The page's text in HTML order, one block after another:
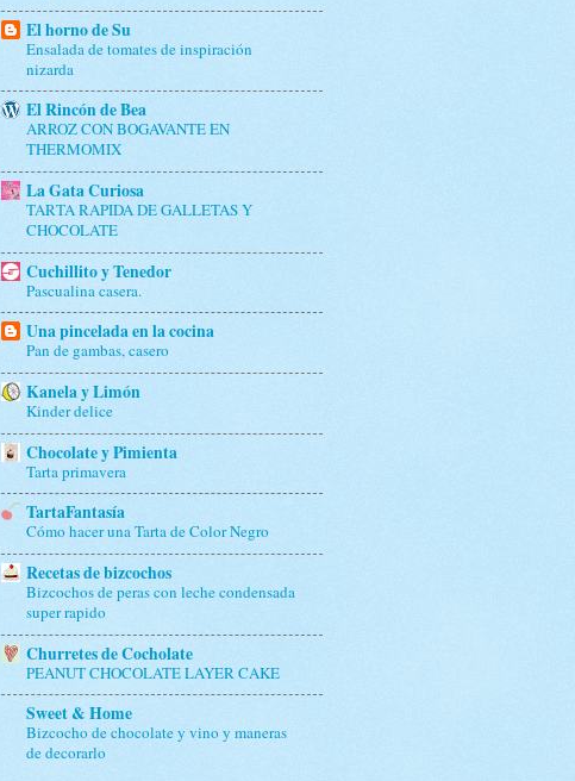
El horno de Su
Ensalada de tomates de inspiración
nizarda
El Rincón de Bea
ARROZ CON BOGAVANTE EN
THERMOMIX
La Gata Curiosa
TARTA RAPIDA DE GALLETAS Y
CHOCOLATE
Cuchillito y Tenedor
Pascualina casera.
Una pincelada en la cocina
Pan de gambas, casero
Kanela y Limón
Kinder delice
Chocolate y Pimienta
Tarta primavera
TartaFantasía
Cómo hacer una Tarta de Color Negro
Recetas de bizcochos
Bizcochos de peras con leche condensada
super rapido
Churretes de Cocholate
PEANUT CHOCOLATE LAYER CAKE
Sweet & Home
Bizcocho de chocolate y vino y maneras
de decorarlo